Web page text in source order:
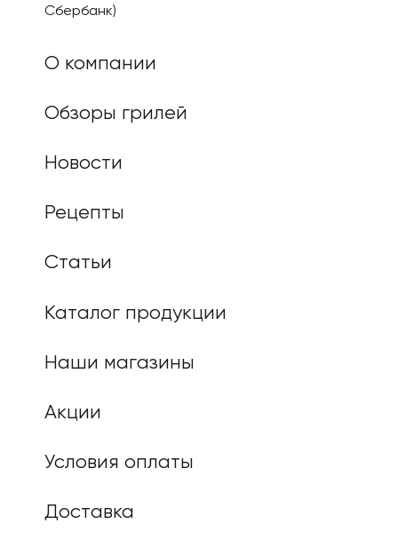
Сбербанк)
О компании
Обзоры грилей
Новости
Рецепты
Статьи
Каталог продукции
Наши магазины
Акции
Условия оплаты
Доставка